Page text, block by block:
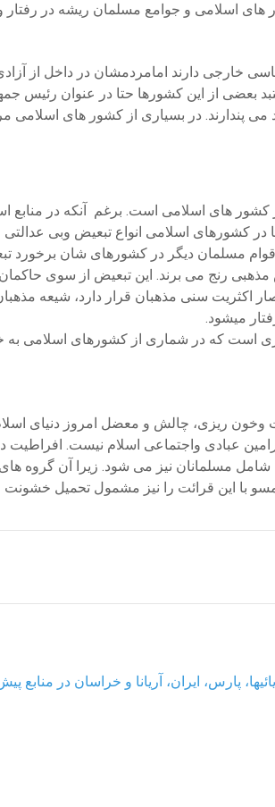
های اسلامی و جوامع مسلمان ریشه در
خارجی دارند امامردمشان در داخل از
بعضی از این کشورها حتا در عنوان رئیس
پندارند. در بسیاری از کشور های
کشور های اسلامی است. برغم آنکه در
کشورهای اسلامی انواع تبعیض وبی
مسلمان دیگر در کشورهای شان برخورد
رنج می برند. این تبعیض از سوی
اکثریت سنی مذهبان قرار دارد، شیعه
میشود.
است که در شماری از کشورهای اسلامی
وخون ریزی، چالش و معضل امروز دنیای
فرامین عبادی واجتماعی اسلام نیست.
شامل مسلمانان نیز می شود. زیرا آن گروه
با این قرائت را نیز مشمول تحمیل خشونت
پارس، ایران، آریانا و خراسان در منابع